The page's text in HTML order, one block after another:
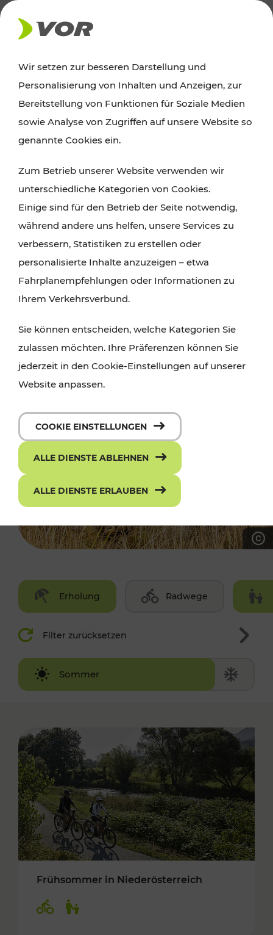
AKTUELLES
Ausflugstipps
Wien, Niederösterreich und das Burgenland
Wanderungen, Kultur und Gastronomie,
Radtouren oder purer Naturgenuss – viele
Attraktionen sind mit den Ticket- und Fahrplan-
Angeboten des VOR gut und schnell erreichbar.
Erholung Radwege
Filter zurücksetzen
Sommer
Winter
Frühsommer in Niederösterreich
Wir setzen zur besseren Darstellung und
Personalisierung von Inhalten und Anzeigen, zur
Bereitstellung von Funktionen für Soziale Medien
sowie Analyse von Zugriffen auf unsere Website so
genannte Cookies ein.
Zum Betrieb unserer Website verwenden wir
unterschiedliche Kategorien von Cookies.
Einige sind für den Betrieb der Seite notwendig,
während andere uns helfen, unsere Services zu
verbessern, Statistiken zu erstellen oder
personalisierte Inhalte anzuzeigen – etwa
Fahrplanempfehlungen oder Informationen zu
Ihrem Verkehrsverbund.
Sie können entscheiden, welche Kategorien Sie
zulassen möchten. Ihre Präferenzen können Sie
jederzeit in den Cookie-Einstellungen auf unserer
Website anpassen.
COOKIE EINSTELLUNGEN
ALLE DIENSTE ABLEHNEN
ALLE DIENSTE ERLAUBEN